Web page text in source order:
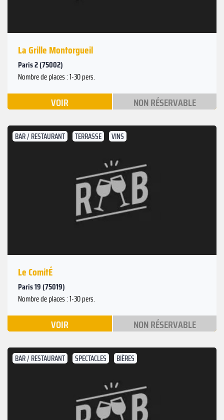
La Grille Montorgueil
Paris 2 (75002)
Nombre de places : 1-30 pers.
VOIR NON RÉSERVABLE
BAR / RESTAURANT TERRASSE VINS
Le ComitÉ
Paris 19 (75019)
Nombre de places : 1-30 pers.
VOIR NON RÉSERVABLE
BAR / RESTAURANT SPECTACLES BIÈRES